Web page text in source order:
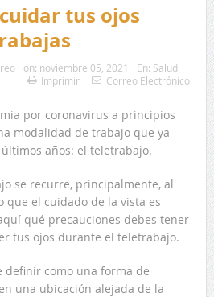
tus ojos
on: noviembre 05, 2021 En: Salud
Imprimir Correo Electrónico
por coronavirus a principios
modalidad de trabajo que ya
años: el teletrabajo.
se recurre, principalmente, al
que el cuidado de la vista es
qué precauciones debes tener
tus ojos durante el teletrabajo.
definir como una forma de
una ubicación alejada de la